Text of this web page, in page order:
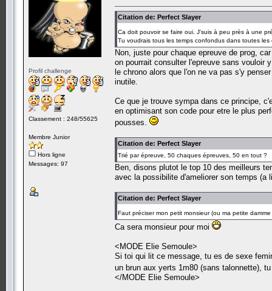
Profil challenge
Classement : 248/55625
Membre Junior
Hors ligne
Messages: 97
Citation de: Perfect Slayer
Ca doit pouvoir se faire oui. J'suis à peu près à une
Tu voudrais tous les temps confondus dans toutes les
Non, juste pour chaque epreuve de prog,
on pourrait consulter l'epreuve sans vouloir
le chrono alors que l'on ne va pas s'y
inutile.
Ce que je trouve sympa dans ce principe,
en optimisant son code pour etre le plus
pousses.
Citation de: Perfect Slayer
Trié par épreuve, 50 chaques épreuves, 50 en tout ?
Ben, disons plutot le top 10 des meilleurs
avec la possibilite d'ameliorer son temps (a
Citation de: Perfect Slayer
Faut préciser mon petit monsieur (ou ma petite damme
Ca sera monsieur pour moi
<MODE Elie Semoule>
Si toi qui lit ce message, tu es de sexe
un brun aux yerts 1m80 (sans talonnette),
</MODE Elie Semoule>